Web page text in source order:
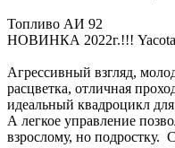
Топливо АИ 92
НОВИНКА 2022г.!!!
Агрессивный взгляд,
расцветка, отличная
идеальный квадроцикл
А легкое управление
взрослому, но подростку.